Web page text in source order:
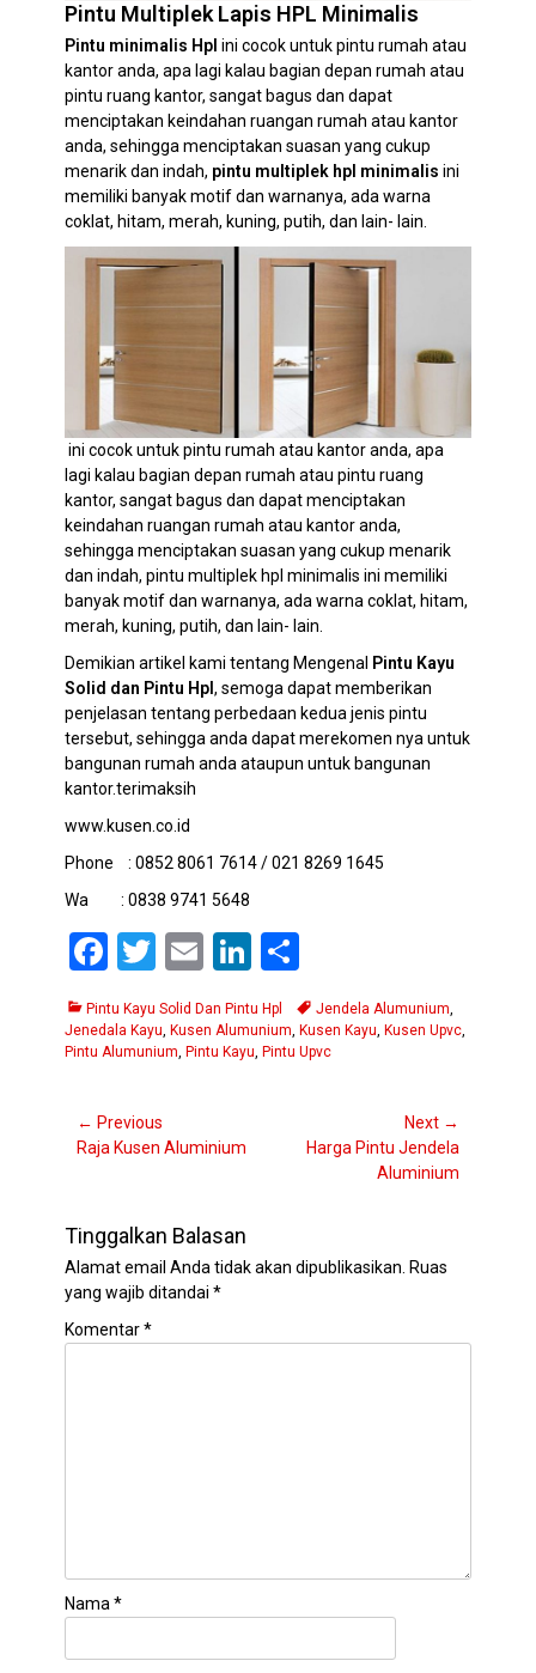
Pintu Multiplek Lapis HPL Minimalis
Pintu minimalis Hpl ini cocok untuk pintu rumah atau
kantor anda, apa lagi kalau bagian depan rumah atau
pintu ruang kantor, sangat bagus dan dapat
menciptakan keindahan ruangan rumah atau kantor
anda, sehingga menciptakan suasan yang cukup
menarik dan indah, pintu multiplek hpl minimalis ini
memiliki banyak motif dan warnanya, ada warna
coklat, hitam, merah, kuning, putih, dan lain- lain.
ini cocok untuk pintu rumah atau kantor anda, apa
lagi kalau bagian depan rumah atau pintu ruang
kantor, sangat bagus dan dapat menciptakan
keindahan ruangan rumah atau kantor anda,
sehingga menciptakan suasan yang cukup menarik
dan indah, pintu multiplek hpl minimalis ini memiliki
banyak motif dan warnanya, ada warna coklat, hitam,
merah, kuning, putih, dan lain- lain.
Demikian artikel kami tentang Mengenal Pintu Kayu
Solid dan Pintu Hpl , semoga dapat memberikan
penjelasan tentang perbedaan kedua jenis pintu
tersebut, sehingga anda dapat merekomen nya untuk
bangunan rumah anda ataupun untuk bangunan
kantor.terimaksih
www.kusen.co.id
Phone : 0852 8061 7614 / 021 8269 1645
Wa : 0838 9741 5648
F
ce
b
o
T
wi
tt
er
E
ail
Li
ke
dI
h
ar
e
Categories
Pintu Kayu Solid Dan Pintu Hpl TagsJendela Alumunium
Jenedala Kayu Kusen Alumunium Kusen Kayu Kusen Upvc
Pintu Alumunium Pintu Kayu Pintu Upvc
Navigasi
pos
← Previous
Previous
Raja Kusen Aluminium
Next →
Harga Pintu Jendela
Aluminium
Tinggalkan Balasan
Alamat email Anda tidak akan dipublikasikan. Ruas
yang wajib ditandai *
Komentar*
Nama *